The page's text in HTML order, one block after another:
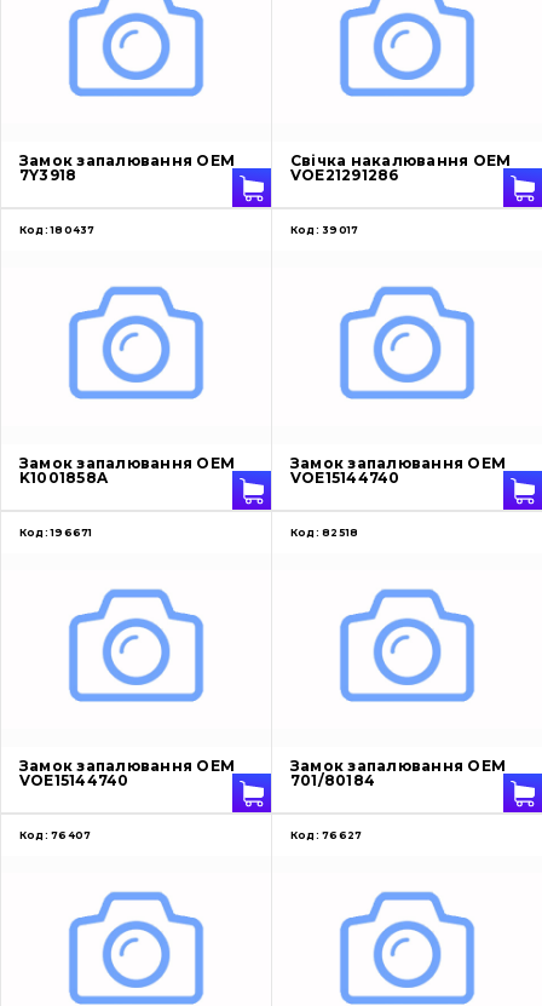
Замок запалювання OEM
7Y3918
Свічка накалювання OEM
VOE21291286
Код: 180437
Замок запалювання OEM
K1001858A
Код: 39017
Замок запалювання OEM
VOE15144740
Код: 196671
Замок запалювання OEM
VOE15144740
Код: 82518
Замок запалювання OEM
701/80184
Код: 76407 Код: 76627